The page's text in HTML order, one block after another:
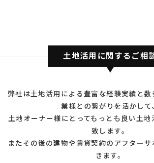
土地活用に関するご相
弊社は土地活用による豊富な経験実績と数
業様との繋がりを活かして
土地オーナー様にとってもっとも良い土地
致します。
またその後の建物や賃貸契約のアフター
きます。